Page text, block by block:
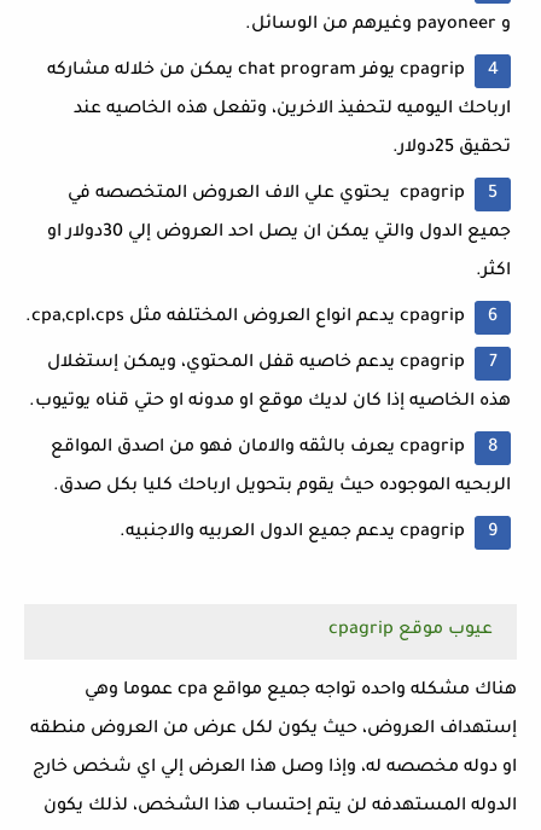
و payoneer وغيرهم من الوسائل.
cpagrip يوفر chat program يمكن من خلاله مشاركه
ارباحك اليوميه لتحفيذ الاخرين، وتفعل هذه الخاصيه عند
تحقيق 25دولار.
cpagrip يحتوي علي الاف العروض المتخصصه في
جميع الدول والتي يمكن ان يصل احد العروض إلي 30دولار او
اكثر.
cpagrip يدعم انواع العروض المختلفه مثل cpa,cpl،cps.
cpagrip يدعم خاصيه قفل المحتوي، ويمكن إستغلال
هذه الخاصيه إذا كان لديك موقع او مدونه او حتي قناه يوتيوب.
cpagrip يعرف بالثقه والامان فهو من اصدق المواقع
الربحيه الموجوده حيث يقوم بتحويل ارباحك كليا بكل صدق.
cpagrip يدعم جميع الدول العربيه والاجنبيه.
عيوب موقع cpagrip
هناك مشكله واحده تواجه جميع مواقع cpa عموما وهي
إستهداف العروض، حيث يكون لكل عرض من العروض منطقه
او دوله مخصصه له، وإذا وصل هذا العرض إلي اي شخص خارج
الدوله المستهدفه لن يتم إحتساب هذا الشخص، لذلك يكون